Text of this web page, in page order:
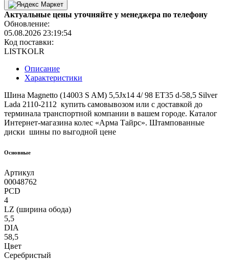
Актуальные цены уточняйте у менеджера по телефону
Обновление:
05.08.2026 23:19:54
Код поставки:
LISTKOLR
Описание
Характеристики
Шина Magnetto (14003 S AM) 5,5Jx14 4/ 98 ET35 d-58,5 Silver
Lada 2110-2112 купить самовывозом или с доставкой до
терминала транспортной компании в вашем городе. Каталог
Интернет-магазина колес «Арма Тайрс». Штампованные
диски шины по выгодной цене
Основные
Артикул
00048762
PCD
4
LZ (ширина обода)
5,5
DIA
58,5
Цвет
Серебристый